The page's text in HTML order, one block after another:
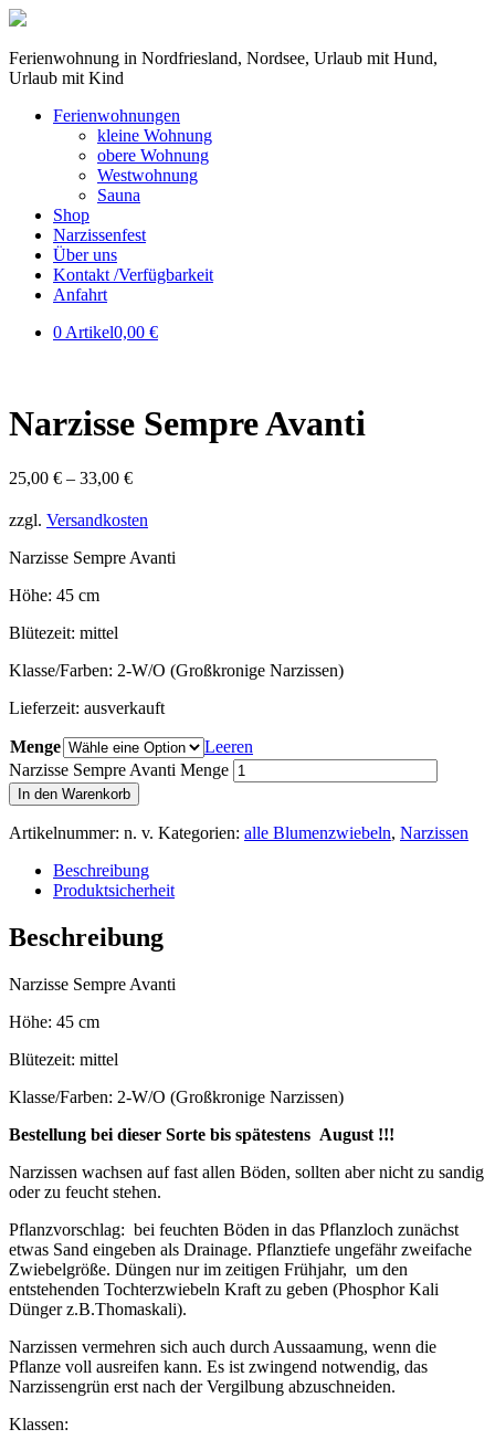
Ferienwohnung in Nordfriesland, Nordsee, Urlaub mit Hund,
Urlaub mit Kind
Ferienwohnungen
kleine Wohnung
obere Wohnung
Westwohnung
Sauna
Shop
Narzissenfest
Über uns
Kontakt /Verfügbarkeit
Anfahrt
0 Artikel0,00 €
Narzisse Sempre Avanti
25,00 € – 33,00 €
zzgl. Versandkosten
Narzisse Sempre Avanti
Höhe: 45 cm
Blütezeit: mittel
Klasse/Farben: 2-W/O (Großkronige Narzissen)
Lieferzeit: ausverkauft
Menge
Leeren
Narzisse Sempre Avanti Menge
In den Warenkorb
Artikelnummer: n. v. Kategorien: alle Blumenzwiebeln, Narzissen
Beschreibung
Produktsicherheit
Beschreibung
Narzisse Sempre Avanti
Höhe: 45 cm
Blütezeit: mittel
Klasse/Farben: 2-W/O (Großkronige Narzissen)
Bestellung bei dieser Sorte bis spätestens August !!!
Narzissen wachsen auf fast allen Böden, sollten aber nicht zu sandig
oder zu feucht stehen.
Pflanzvorschlag: bei feuchten Böden in das Pflanzloch zunächst
etwas Sand eingeben als Drainage. Pflanztiefe ungefähr zweifache
Zwiebelgröße. Düngen nur im zeitigen Frühjahr, um den
entstehenden Tochterzwiebeln Kraft zu geben (Phosphor Kali
Dünger z.B.Thomaskali).
Narzissen vermehren sich auch durch Aussaamung, wenn die
Pflanze voll ausreifen kann. Es ist zwingend notwendig, das
Narzissengrün erst nach der Vergilbung abzuschneiden.
Klassen: